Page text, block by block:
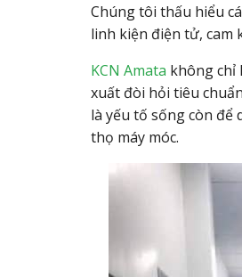
Chúng tôi thấu hiểu
linh kiện điện tử, cam
KCN Amata không chỉ
xuất đòi hỏi tiêu
là yếu tố sống còn để
thọ máy móc.